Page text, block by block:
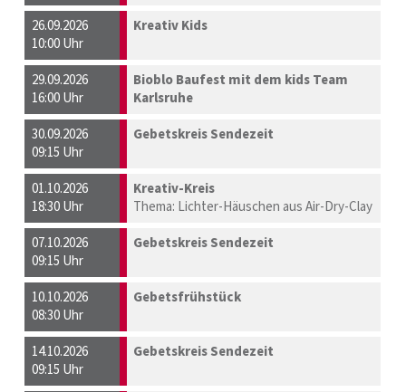
26.09.2026
10:00 Uhr
Kreativ Kids
29.09.2026
16:00 Uhr
Bioblo Baufest mit dem kids Team
Karlsruhe
30.09.2026
09:15 Uhr
Gebetskreis Sendezeit
01.10.2026
18:30 Uhr
Kreativ-Kreis
Thema: Lichter-Häuschen aus Air-Dry-Clay
07.10.2026
09:15 Uhr
Gebetskreis Sendezeit
10.10.2026
08:30 Uhr
Gebetsfrühstück
14.10.2026
09:15 Uhr
Gebetskreis Sendezeit